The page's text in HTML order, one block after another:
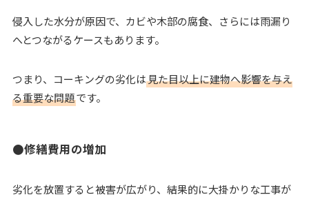
侵入した水分が原因で、カビや木部の腐食、さらには雨漏り
へとつながるケースもあります。
つまり、コーキングの劣化は見た目以上に建物へ影響を与え
る重要な問題です。
●修繕費用の増加
劣化を放置すると被害が広がり、結果的に大掛かりな工事が